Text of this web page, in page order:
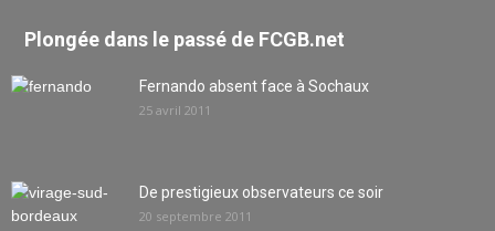
Plongée dans le passé de FCGB.net
Fernando absent face à Sochaux
25 avril 2011
De prestigieux observateurs ce soir
20 septembre 2011